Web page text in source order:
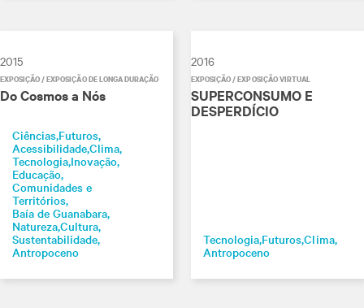
2015
EXPOSIÇÃO / EXPOSIÇÃO DE LONGA DURAÇÃO
Do Cosmos a Nós
CiênciasFuturos
AcessibilidadeClima
Tecnologia Inovação
Educação
Comunidades e
Territórios
Baía de Guanabara
NaturezaCultura
Sustentabilidade
Antropoceno
2016
EXPOSIÇÃO / EXPOSIÇÃO VIRTUAL
SUPERCONSUMO E
DESPERDÍCIO
TecnologiaFuturosClima
Antropoceno